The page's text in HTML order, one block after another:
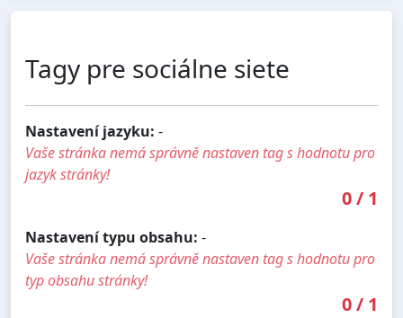
Tagy pre sociálne siete
Nastavení jazyku: -
Vaše stránka nemá správně nastaven tag s hodnotu pro
jazyk stránky!
0/ 1
Nastavení typu obsahu: -
Vaše stránka nemá správně nastaven tag s hodnotu pro
typ obsahu stránky!
0/ 1